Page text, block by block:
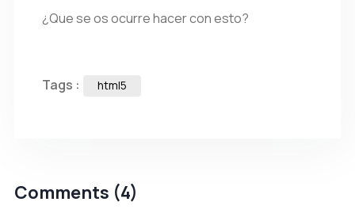
¿Que se os ocurre hacer con esto?
Tags : html5
Comments (4)